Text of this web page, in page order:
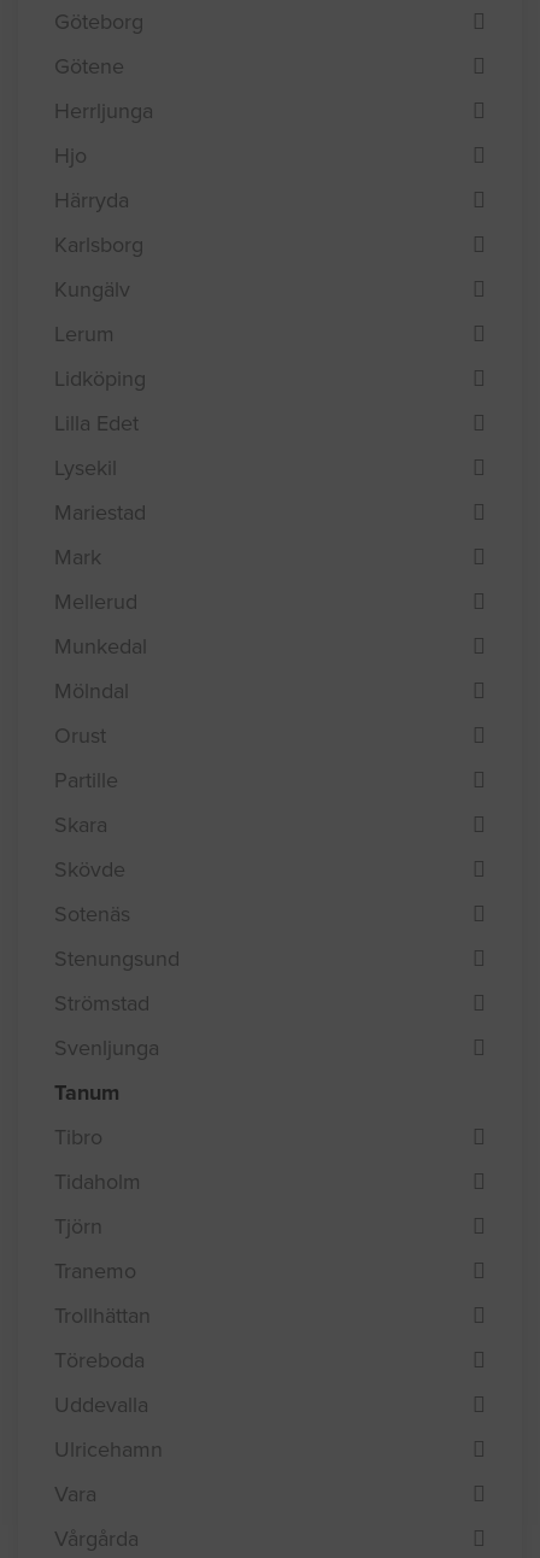
Göteborg
Götene
Herrljunga
Hjo
Härryda
Karlsborg
Kungälv
Lerum
Lidköping
Lilla Edet
Lysekil
Mariestad
Mark
Mellerud
Munkedal
Mölndal
Orust
Partille
Skara
Skövde
Sotenäs
Stenungsund
Strömstad
Svenljunga
Tanum
Tibro
Tidaholm
Tjörn
Tranemo
Trollhättan
Töreboda
Uddevalla
Ulricehamn
Vara
Vårgårda